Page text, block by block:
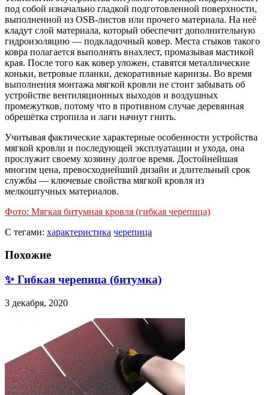
под собой изначально гладкой подготовленной поверхности,
выполненной из OSB-листов или прочего материала. На неё
кладут слой материала, который обеспечит дополнительную
гидроизоляцию — подкладочный ковер. Места стыков такого
ковра полагается выполнять внахлест, промазывая мастикой
края. После того как ковер уложен, ставятся металлические
коньки, ветровые планки, декоративные карнизы. Во время
выполнения монтажа мягкой кровли не стоит забывать об
устройстве вентиляционных выходов и воздушных
промежутков, потому что в противном случае деревянная
обрешётка стропила и лаги начнут гнить.
Учитывая фактические характерные особенности устройства
мягкой кровли и последующей эксплуатации и ухода, она
прослужит своему хозяину долгое время. Достойнейшая
многим цена, превосходнейший дизайн и длительный срок
службы — ключевые свойства мягкой кровля из
мелкоштучных материалов.
Фото: Мягкая битумная кровля (гибкая черепица)
С тегами: характеристика черепица
Похожие
✨ Гибкая черепица (битумка)
3 декабря, 2020